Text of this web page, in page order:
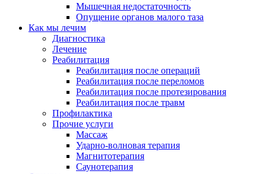
Мышечная недостаточность
Опущение органов малого таза
Как мы лечим
Диагностика
Лечение
Реабилитация
Реабилитация после операций
Реабилитация после переломов
Реабилитация после протезирования
Реабилитация после травм
Профилактика
Прочие услуги
Массаж
Ударно-волновая терапия
Магнитотерапия
Саунотерапия